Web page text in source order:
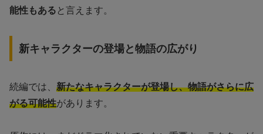
能性もある と言えます。
新キャラクターの登場と物語の広がり
続編では、 新たなキャラクターが登場し、物語がさらに広
がる可能性があります。